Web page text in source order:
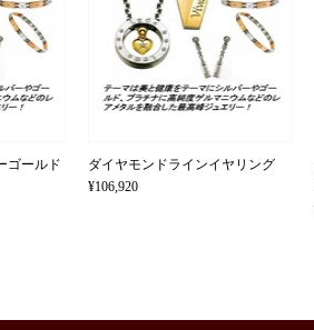
ゴールド
ダイヤモンドラインイヤリング
¥106,920